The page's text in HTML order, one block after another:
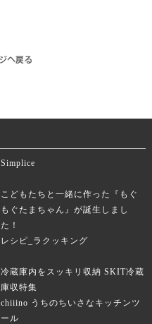
Simplice
こどもたちと一緒に作った『もぐ
もぐたまちゃん』が誕生しまし
た！
レシピ_ラクッキング
冷蔵庫内をスッキリ収納 SKIT冷蔵
庫収特集
chiiino うちのちいさなキッチンツ
ール